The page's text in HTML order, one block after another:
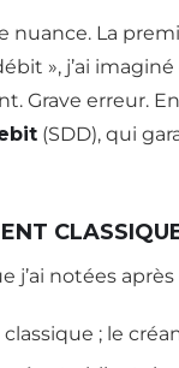
nuance. La
», j’ai
Grave erreur.
(SDD), qui
j’ai notées
; le